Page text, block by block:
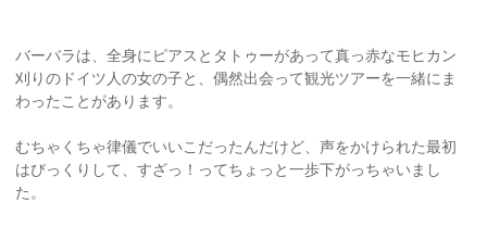
バーバラは、全身にピアスとタトゥーがあって真っ赤なモヒカン
刈りのドイツ人の女の子と、偶然出会って観光ツアーを一緒にま
わったことがあります。
むちゃくちゃ律儀でいいこだったんだけど、声をかけられた最初
はびっくりして、すざっ！ってちょっと一歩下がっちゃいまし
た。